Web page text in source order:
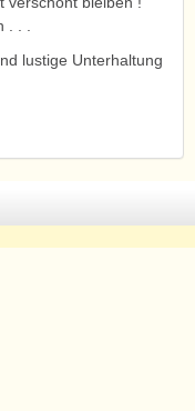
. . .
lustige Unterhaltung